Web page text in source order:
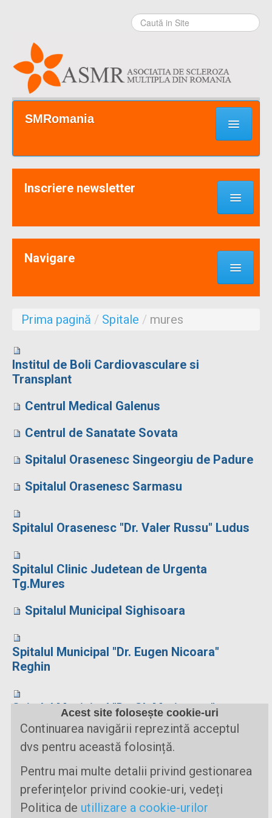
Sari la
navigare
Secţiuni
SMRomania
Noutati & Cercetari
Aproape de mine
Despre noi
Inscriere newsletter
Navigare
Prima pagină / Spitale / mures
Institul de Boli Cardiovasculare si
Transplant
Centrul Medical Galenus
Centrul de Sanatate Sovata
Spitalul Orasenesc Singeorgiu de Padure
Spitalul Orasenesc Sarmasu
Spitalul Orasenesc "Dr. Valer Russu" Ludus
Spitalul Clinic Judetean de Urgenta
Tg.Mures
Spitalul Municipal Sighisoara
Spitalul Municipal "Dr. Eugen Nicoara"
Reghin
Spitalul Municipal "Dr. Gh.Marinescu"
Tarnaveni
Prima pagină
Ce este SM?
Suport / Sprijin
Noutati & Cercetari
Implicate
Forum Profesionisti
Acest site folosește cookie-uri
Continuarea navigării reprezintă acceptul
dvs pentru această folosință.
Pentru mai multe detalii privind gestionarea
preferințelor privind cookie-uri, vedeți
Politica de utillizare a cookie-urilor